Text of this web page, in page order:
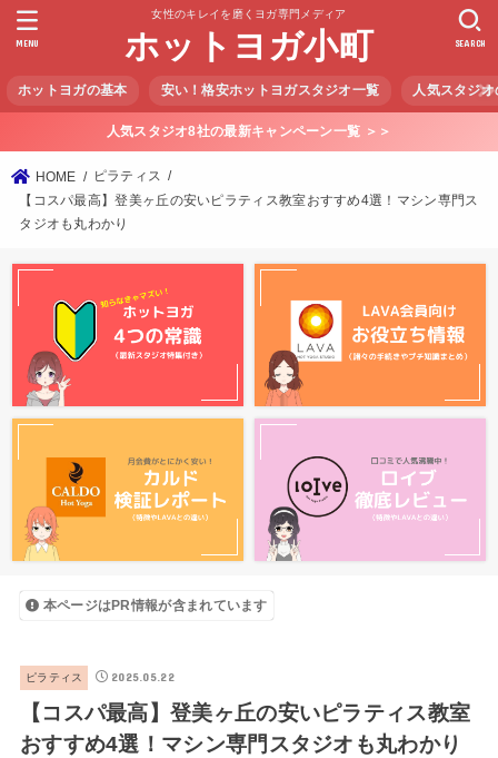
女性のキレイを磨くヨガ専門メディア
ホットヨガ小町
ホットヨガの基本 安い！格安ホットヨガスタジオ一覧 人気スタジ
SEARCH
MENU
人気スタジオ8社の最新キャンペーン一覧 ＞＞
HOME
ピラティス
【コスパ最高】登美ヶ丘の安いピラティス教室おすすめ4選！マシン専門ス
タジオも丸わかり
本ページはPR情報が含まれています
ピラティス 2025.05.22
【コスパ最高】登美ヶ丘の安いピラティス教室
おすすめ4選！マシン専門スタジオも丸わかり